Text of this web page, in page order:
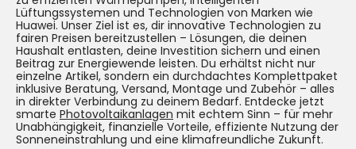
Lüftungssystemen und Technologien von Marken wie
Huawei. Unser Ziel ist es, dir innovative Technologien zu
fairen Preisen bereitzustellen – Lösungen, die deinen
Haushalt entlasten, deine Investition sichern und einen
Beitrag zur Energiewende leisten. Du erhältst nicht nur
einzelne Artikel, sondern ein durchdachtes Komplettpaket
inklusive Beratung, Versand, Montage und Zubehör – alles
in direkter Verbindung zu deinem Bedarf. Entdecke jetzt
smarte Photovoltaikanlagen mit echtem Sinn – für mehr
Unabhängigkeit, finanzielle Vorteile, effiziente Nutzung der
Sonneneinstrahlung und eine klimafreundliche Zukunft.